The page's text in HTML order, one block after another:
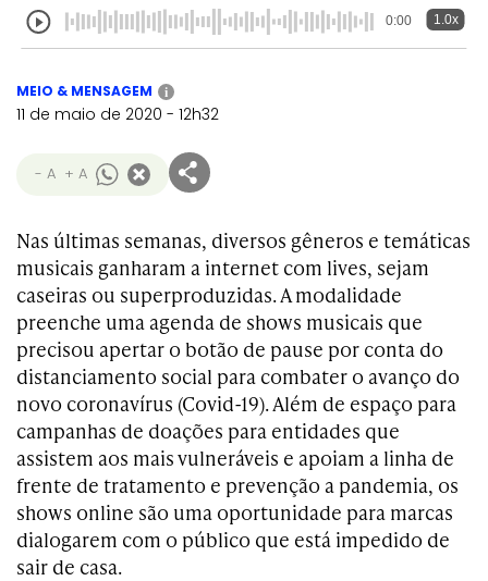
0:00 1.0x
MEIO & MENSAGEM i
11 de maio de 2020 - 12h32
- A + A
Nas últimas semanas, diversos gêneros e temáticas
musicais ganharam a internet com lives, sejam
caseiras ou superproduzidas. A modalidade
preenche uma agenda de shows musicais que
precisou apertar o botão de pause por conta do
distanciamento social para combater o avanço do
novo coronavírus (Covid-19). Além de espaço para
campanhas de doações para entidades que
assistem aos mais vulneráveis e apoiam a linha de
frente de tratamento e prevenção a pandemia, os
shows online são uma oportunidade para marcas
dialogarem com o público que está impedido de
sair de casa.